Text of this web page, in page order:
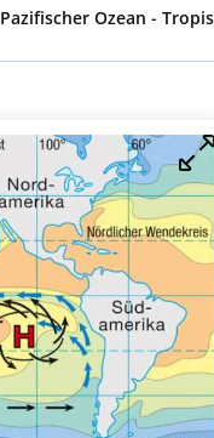
Pazifischer Ozean -